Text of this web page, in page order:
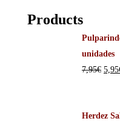
Products
unidades
7,95€ 5,95
Herdez